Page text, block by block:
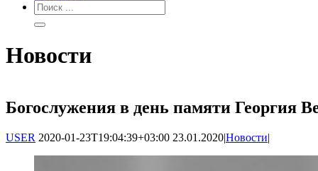
Новости
Богослужения в день памяти Георгия
USER 2020-01-23T19:04:39+03:00 23.01.2020|Новости|